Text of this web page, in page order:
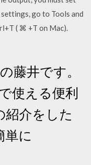
settings, go to Tools and
( ⌘ +T on Mac).
藤井です。
使える便利
紹介をした
単に